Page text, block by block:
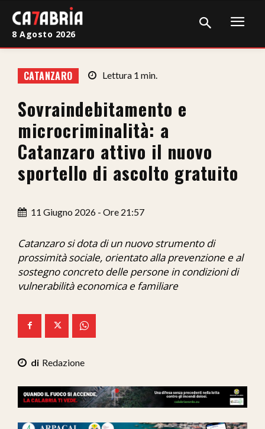
Cronaca
Giudiziaria
Politica
Sport
Sanità
Economia
Ita-Mondo
We Calabria
8 Agosto 2026
CATANZARO Lettura 1 min.
Sovraindebitamento e
microcriminalità: a
Catanzaro attivo il nuovo
sportello di ascolto gratuito
11 Giugno 2026 - Ore 21:57
Catanzaro si dota di un nuovo strumento di
prossimità sociale, orientato alla prevenzione e al
sostegno concreto delle persone in condizioni di
vulnerabilità economica e familiare
Redazione